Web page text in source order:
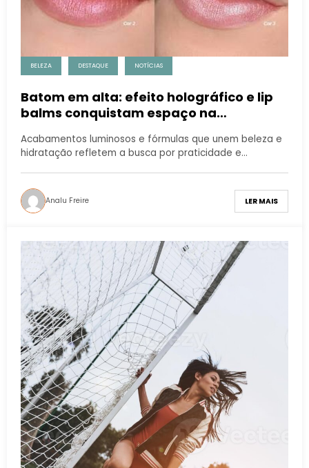
BELEZA DESTAQUE NOTÍCIAS
Batom em alta: efeito holográfico e lip
balms conquistam espaço na
Acabamentos luminosos e fórmulas que unem beleza e
hidratação refletem a busca por praticidade e…
Analu Freire LER MAIS